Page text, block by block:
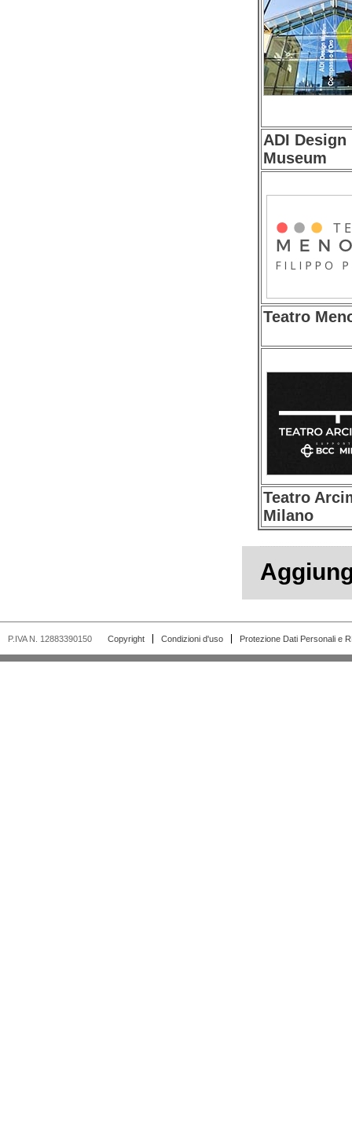
ADI Design
Museum
Teatro
Teatro
Milano
P.IVA N. 12883390150 Copyright Condizioni d'uso Protezione Dati Personali e